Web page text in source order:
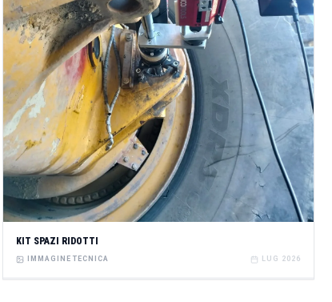
KIT SPAZI RIDOTTI
IMMAGINE TECNICA LUG 2026